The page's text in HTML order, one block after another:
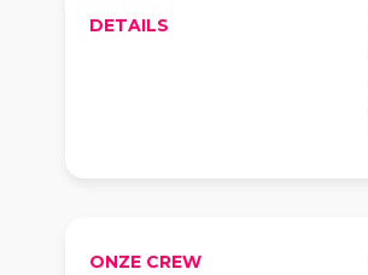
DETAILS
ONZE CREW